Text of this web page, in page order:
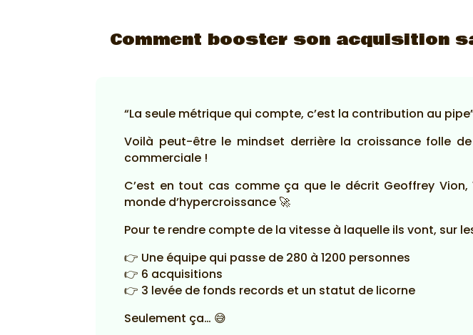
Comment booster son acquisition
“La seule métrique qui compte, c’est la contribution au
Voilà peut-être le mindset derrière la croissance folle de
commerciale !
C’est en tout cas comme ça que le décrit Geoffrey
monde d’hypercroissance 🚀
Pour te rendre compte de la vitesse à laquelle ils vont, sur
👉 Une équipe qui passe de 280 à 1200 personnes
👉 6 acquisitions
👉 3 levée de fonds records et un statut de licorne
Seulement ça… 😅